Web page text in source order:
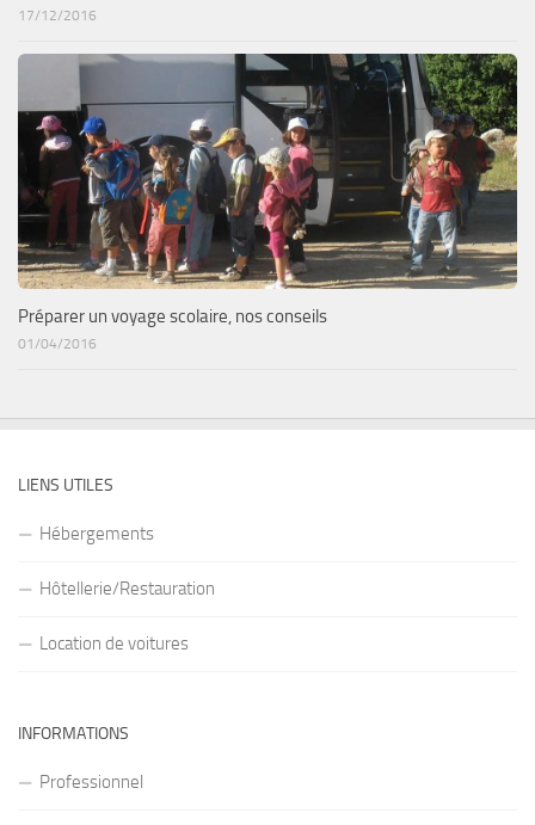
17/12/2016
Préparer un voyage scolaire, nos conseils
01/04/2016
LIENS UTILES
Hébergements
Hôtellerie/Restauration
Location de voitures
INFORMATIONS
Professionnel